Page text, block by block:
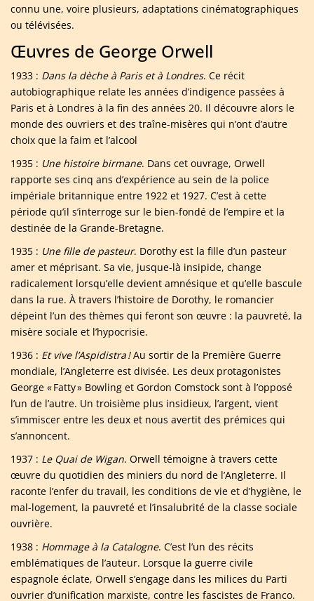
connu une, voire plusieurs, adaptations cinématographiques
ou télévisées.
Œuvres de George Orwell
1933 : Dans la dèche à Paris et à Londres. Ce récit
autobiographique relate les années d’indigence passées à
Paris et à Londres à la fin des années 20. Il découvre alors le
monde des ouvriers et des traîne-misères qui n’ont d’autre
choix que la faim et l’alcool
1935 : Une histoire birmane. Dans cet ouvrage, Orwell
rapporte ses cinq ans d’expérience au sein de la police
impériale britannique entre 1922 et 1927. C’est à cette
période qu’il s’interroge sur le bien-fondé de l’empire et la
destinée de la Grande-Bretagne.
1935 : Une fille de pasteur. Dorothy est la fille d’un pasteur
amer et méprisant. Sa vie, jusque-là insipide, change
radicalement lorsqu’elle devient amnésique et qu’elle bascule
dans la rue. À travers l’histoire de Dorothy, le romancier
dépeint l’un des thèmes qui feront son œuvre : la pauvreté, la
misère sociale et l’hypocrisie.
1936 : Et vive l’Aspidistra !Au sortir de la Première Guerre
mondiale, l’Angleterre est divisée. Les deux protagonistes
George « Fatty » Bowling et Gordon Comstock sont à l’opposé
l’un de l’autre. Un troisième plus insidieux, l’argent, vient
s’immiscer entre les deux et nous avertit des prémices qui
s’annoncent.
1937 : Le Quai de Wigan. Orwell témoigne à travers cette
œuvre du quotidien des miniers du nord de l’Angleterre. Il
raconte l’enfer du travail, les conditions de vie et d’hygiène, le
mal-logement, la pauvreté et l’insalubrité de la classe sociale
ouvrière.
1938 : Hommage à la Catalogne. C’est l’un des récits
emblématiques de l’auteur. Lorsque la guerre civile
espagnole éclate, Orwell s’engage dans les milices du Parti
ouvrier d’unification marxiste, contre les fascistes de Franco.